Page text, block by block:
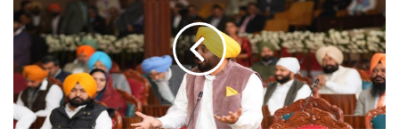
sabha
का
फैसला:
तीन
Takht
Sahib